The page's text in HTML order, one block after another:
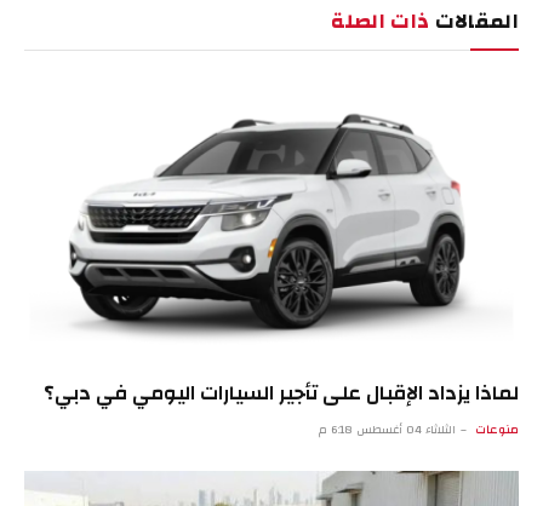
المقالات ذات الصلة
لماذا يزداد الإقبال على تأجير السيارات اليومي في دبي؟
منوعات الثلاثاء 04 أغسطس 6:18 م